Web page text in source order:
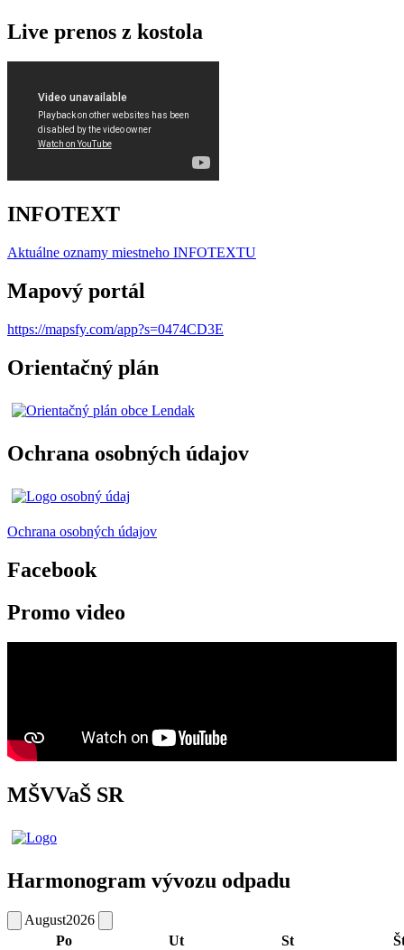
Live prenos z kostola
INFOTEXT
Aktuálne oznamy miestneho INFOTEXTU
Mapový portál
https://mapsfy.com/app?s=0474CD3E
Orientačný plán
Ochrana osobných údajov
Ochrana osobných údajov
Facebook
Promo video
MŠVVaŠ SR
Harmonogram vývozu odpadu
August2026
Po
Ut St